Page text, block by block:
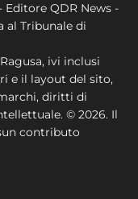
Editore QDR News -
al Tribunale di
ivi inclusi
e il layout del sito,
diritti di
© 2026. Il
contributo